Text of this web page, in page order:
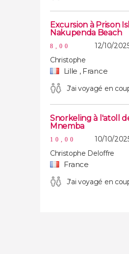
Excursion à Prison
Nakupenda Beach
8,00
12/10/
Christophe
Lille , France
J'ai voyagé en
Snorkeling à l'atoll
Mnemba
10,00
10/10/
Christophe Deloffre
France
J'ai voyagé en